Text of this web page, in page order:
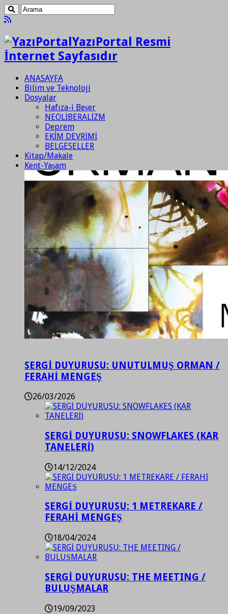
YazıPortal Resmi
İnternet Sayfasıdır
ANASAYFA
Bilim ve Teknoloji
Dosyalar
Hafıza-i Beşer
NEOLİBERALİZM
Deprem
EKİM DEVRİMİ
BELGESELLER
Kitap/Makale
Kent-Yaşam
SERGİ DUYURUSU: UNUTULMUŞ ORMAN /
FERAHİ MENGEŞ
26/03/2026
SERGİ DUYURUSU: SNOWFLAKES (KAR
TANELERİ)
14/12/2024
SERGİ DUYURUSU: 1 METREKARE /
FERAHİ MENGEŞ
18/04/2024
SERGİ DUYURUSU: THE MEETING /
BULUŞMALAR
19/09/2023